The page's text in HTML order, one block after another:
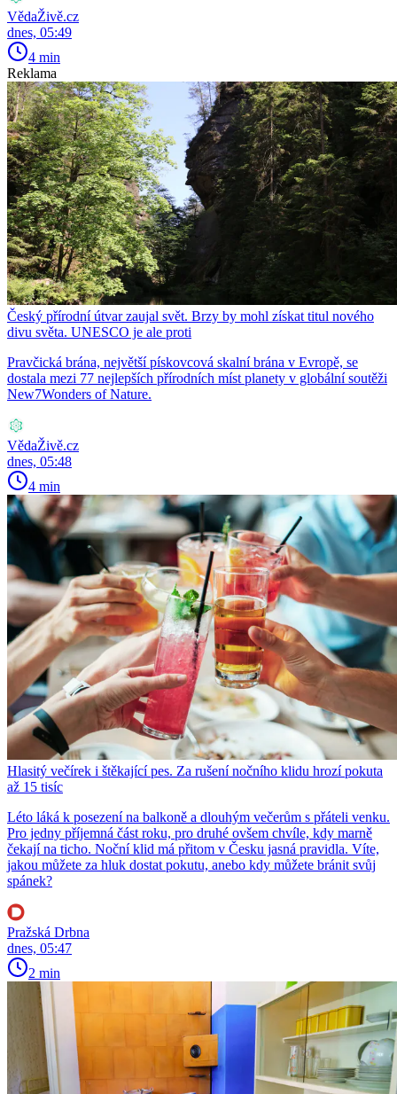
VědaŽivě.cz
dnes, 05:49
4 min
Reklama
Český přírodní útvar zaujal svět. Brzy by mohl získat titul nového
divu světa. UNESCO je ale proti
Pravčická brána, největší pískovcová skalní brána v Evropě, se
dostala mezi 77 nejlepších přírodních míst planety v globální soutěži
New7Wonders of Nature.
VědaŽivě.cz
dnes, 05:48
4 min
Hlasitý večírek i štěkající pes. Za rušení nočního klidu hrozí pokuta
až 15 tisíc
Léto láká k posezení na balkoně a dlouhým večerům s přáteli venku.
Pro jedny příjemná část roku, pro druhé ovšem chvíle, kdy marně
čekají na ticho. Noční klid má přitom v Česku jasná pravidla. Víte,
jakou můžete za hluk dostat pokutu, anebo kdy můžete bránit svůj
spánek?
Pražská Drbna
dnes, 05:47
2 min